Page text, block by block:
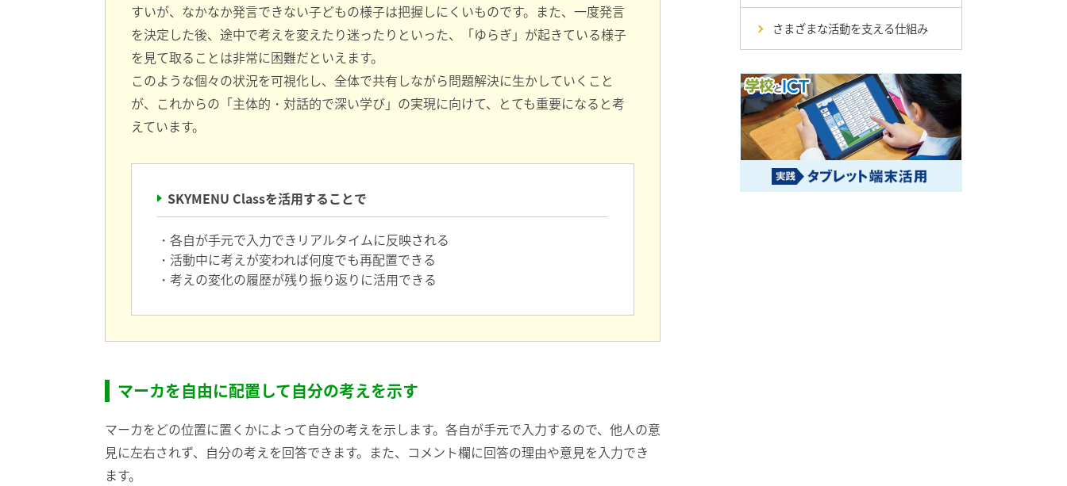
すいが、なかなか発言できない子どもの様子は把握しにくいものです。また、一度発言
を決定した後、途中で考えを変えたり迷ったりといった、「ゆらぎ」が起きている様子
を見て取ることは非常に困難だといえます。
このような個々の状況を可視化し、全体で共有しながら問題解決に生かしていくこと
が、これからの「主体的・対話的で深い学び」の実現に向けて、とても重要になると考
えています。
SKYMENU Classを活用することで
各自が手元で入力できリアルタイムに反映される
活動中に考えが変われば何度でも再配置できる
考えの変化の履歴が残り振り返りに活用できる
マーカを自由に配置して自分の考えを示す
マーカをどの位置に置くかによって自分の考えを示します。各自が手元で入力するので、他人の意
見に左右されず、自分の考えを回答できます。また、コメント欄に回答の理由や意見を入力でき
ます。
さまざまな活動を支える仕組み